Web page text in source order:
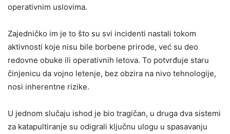
operativnim uslovima.
Zajedničko im je to što su svi incidenti nastali tokom
aktivnosti koje nisu bile borbene prirode, već su deo
redovne obuke ili operativnih letova. To potvrđuje staru
činjenicu da vojno letenje, bez obzira na nivo tehnologije,
nosi inherentne rizike.
U jednom slučaju ishod je bio tragičan, u druga dva sistemi
za katapultiranje su odigrali ključnu ulogu u spasavanju